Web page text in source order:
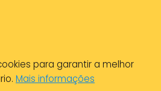
para garantir a melhor
Mais informações